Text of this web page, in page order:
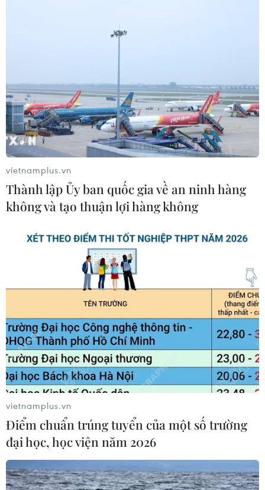
Đông Ukraine hiện tương đương số vụ ghi nhận trước
vietnamplus.vn
Thành lập Ủy ban quốc gia về an ninh hàng
không và tạo thuận lợi hàng không
vietnamplus.vn
Điểm chuẩn trúng tuyển của một số trường
đại học, học viện năm 2026